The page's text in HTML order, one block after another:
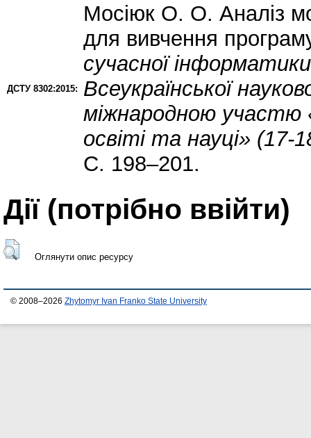
ДСТУ 8302:2015:
Мосіюк О. О. Аналіз
для вивчення
сучасної
Всеукраїнської
міжнародною участю
освіті та науці»
С. 198–201.
Дії ​​(потрібно ввійти)
Оглянути опис ресурсу
© 2008–2026 Zhytomyr Ivan Franko State University